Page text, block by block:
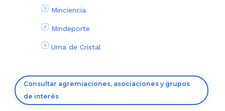
Minciencia
Mindeporte
Urna de Cristal
Consultar agremiaciones, asociaciones y grupos
de interés